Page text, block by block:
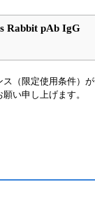
Rabbit pAb IgG
（限定使用条件）
い申し上げます。